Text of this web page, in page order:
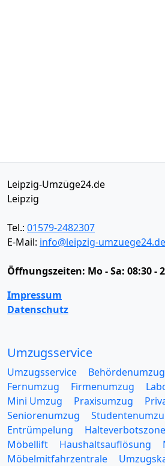
Leipzig-Umzüge24.de
Leipzig
Tel.: 01579-2482307
E-Mail: info@leipzig-umzuege24.de
Öffnungszeiten: Mo - Sa: 08:30 -
Impressum
Datenschutz
Umzugsservice
Umzugsservice Behördenumzug
Fernumzug
Firmenumzug
Mini Umzug
Praxisumzug
Seniorenumzug
Entrümpelung
Halteverbotszone
Möbellift
Haushaltsauflösung
Möbelmitfahrzentrale